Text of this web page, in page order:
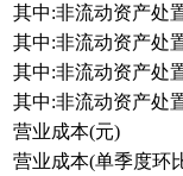
其中:非流动资产处
其中:非流动资产处
其中:非流动资产处
其中:非流动资产处
营业成本(元)
营业成本(单季度环